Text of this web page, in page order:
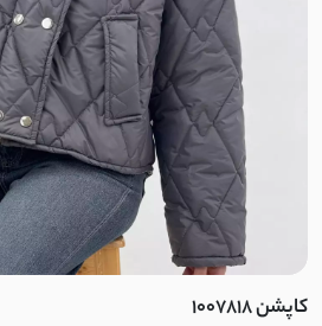
پرشیا
دورس تو کرک
کرکره ای
پنبه ضخیم
نخ و پنبه ضخیم
کاپشن 1007818